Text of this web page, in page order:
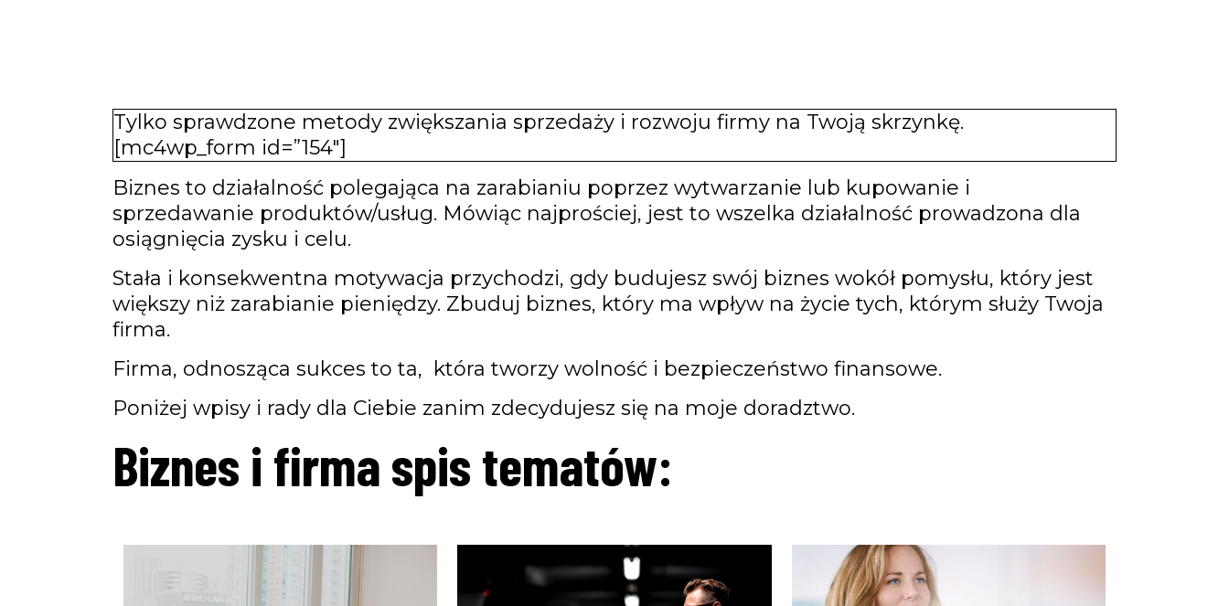
Tylko sprawdzone metody zwiększania sprzedaży i rozwoju firmy na Twoją skrzynkę.
[mc4wp_form id=”154″]
Biznes to działalność polegająca na zarabianiu poprzez wytwarzanie lub kupowanie i
sprzedawanie produktów/usług. Mówiąc najprościej, jest to wszelka działalność prowadzona dla
osiągnięcia zysku i celu.
Stała i konsekwentna motywacja przychodzi, gdy budujesz swój biznes wokół pomysłu, który jest
większy niż zarabianie pieniędzy. Zbuduj biznes, który ma wpływ na życie tych, którym służy Twoja
firma.
Firma, odnosząca sukces to ta, która tworzy wolność i bezpieczeństwo finansowe.
Poniżej wpisy i rady dla Ciebie zanim zdecydujesz się na moje doradztwo.
Biznes i firma spis tematów: